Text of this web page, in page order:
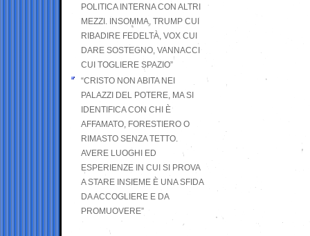
POLITICA INTERNA CON ALTRI
MEZZI. INSOMMA, TRUMP CUI
RIBADIRE FEDELTÀ, VOX CUI
DARE SOSTEGNO, VANNACCI
CUI TOGLIERE SPAZIO”
“CRISTO NON ABITA NEI
PALAZZI DEL POTERE, MA SI
IDENTIFICA CON CHI È
AFFAMATO, FORESTIERO O
RIMASTO SENZA TETTO.
AVERE LUOGHI ED
ESPERIENZE IN CUI SI PROVA
A STARE INSIEME È UNA SFIDA
DA ACCOGLIERE E DA
PROMUOVERE”